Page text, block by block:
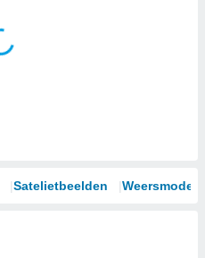
Satelietbeelden